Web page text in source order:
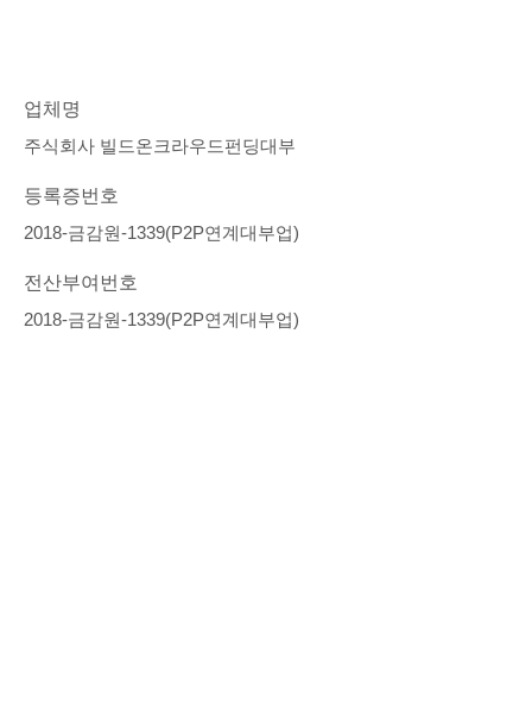
업체명
주식회사 빌드온크라우드펀딩대부
등록증번호
2018-금감원-1339(P2P연계대부업)
전산부여번호
2018-금감원-1339(P2P연계대부업)